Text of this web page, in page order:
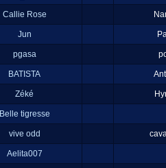
Callie Rose
Jun
pgasa
BATISTA
Zéké
Belle tigresse
vive odd
Aelita007